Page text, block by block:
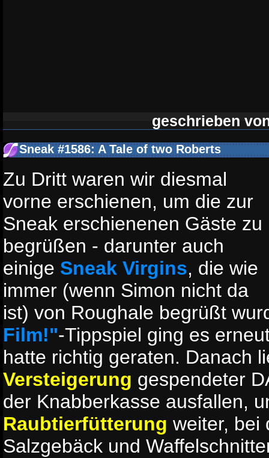
geschrieben
Sneak #1586: A Tale of two Roberts
Zu Dritt waren wir diesmal
vorne erschienen, um die zur
Sneak erschienenen Gäste zu
begrüßen - darunter auch
einige Sneak Virgins, die wie
immer (wenn Simon nicht da
ist) von Roughale begrüßt
Film!"-Tippspiel ging es
hatte richtig geraten. Danach
Versteigerung gespendeter
der Knabberkasse ausfallen,
Raubtierfütterung weiter, bei
Salzgebäck und